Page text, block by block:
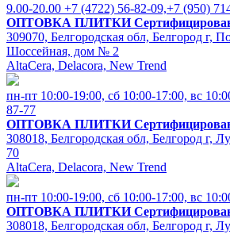
9.00-20.00 +7 (4722) 56-82-09,+7 (950)
ОПТОВКА ПЛИТКИ
309070, Белгородская обл, Белгород г,
Шоссейная, дом № 2
AltaCera, Delacora, New Trend
пн-пт 10:00-19:00, cб 10:00-17:00, вс
87-77
ОПТОВКА ПЛИТКИ
308018, Белгородская обл, Белгород г,
70
AltaCera, Delacora, New Trend
пн-пт 10:00-19:00, cб 10:00-17:00, вс
ОПТОВКА ПЛИТКИ
308018, Белгородская обл, Белгород г,